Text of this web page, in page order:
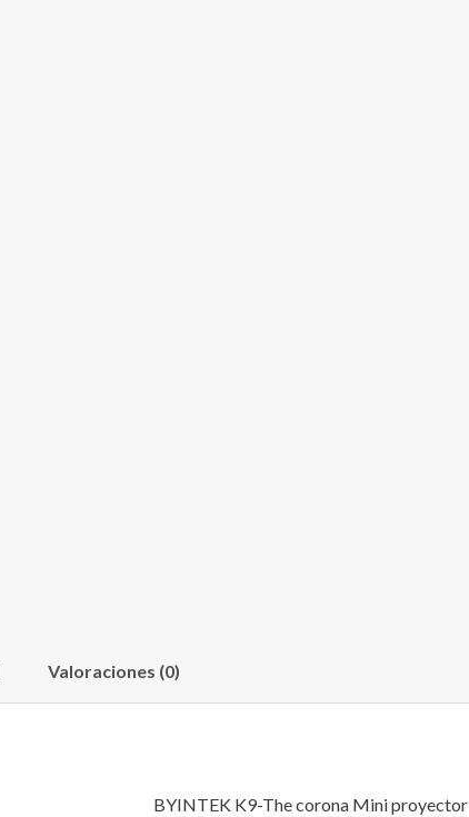
Valoraciones (0)
BYINTEK K9-The corona Mini proyector